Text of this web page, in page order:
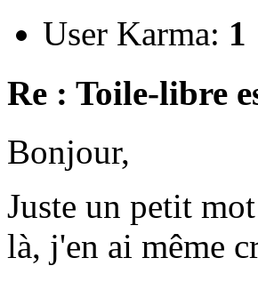
User Karma: 1
Re : Toile-libre
Bonjour,
Juste un petit
là, j'en ai même